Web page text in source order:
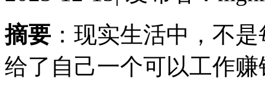
摘要 ：现实生活中，不
给了自己一个可以工作